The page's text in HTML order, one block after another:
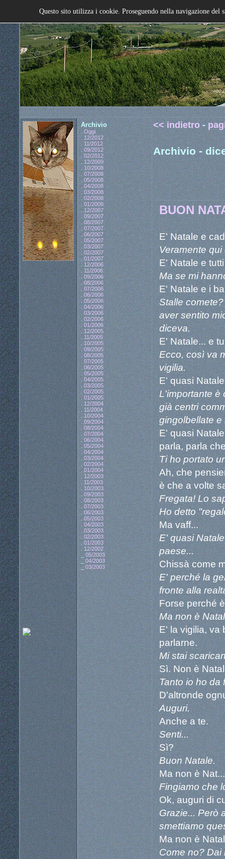
Archivio
.Oggi
.12/2012
.11/2012
.09/2012
.02/2012
.12/2009
.10/2008
.07/2008
.05/2008
.04/2008
.03/2008
.02/2008
.01/2008
.12/2007
.09/2007
.08/2007
.07/2007
.06/2007
.05/2007
.03/2007
.02/2007
.01/2007
.12/2006
.11/2006
.09/2006
.08/2006
.07/2006
.06/2006
.05/2006
.04/2006
.03/2006
.02/2006
.01/2006
.12/2005
.11/2005
.10/2005
.09/2005
.08/2005
.07/2005
.06/2005
.05/2005
.04/2005
.03/2005
.02/2005
.01/2005
.12/2004
.11/2004
.10/2004
.09/2004
.08/2004
.07/2004
.06/2004
.05/2004
.04/2004
.03/2004
.02/2004
.01/2004
.12/2003
.11/2003
.10/2003
.09/2003
.08/2003
.07/2003
.06/2003
.05/2003
.04/2003
.03/2003
.02/2003
.01/2003
.12/2002
_05/2003
_04/2003
_03/2003
<< indietro-
Archivio -
BUON
E' Natale e
Veramente
E' Natale e
Ma se mi
E' Natale e i
Stalle
aver sentito
diceva.
E' Natale... e
Ecco, così va
vigilia.
E' quasi
L'importante è
già centri
gingolbellate e
E' quasi
parla, parla
Ti ho portato
Ah, che
è che a volte
Fregata! Lo
Ho detto
Ma vaff...
E' quasi
paese...
Chissà come
E' perché la
fronte alla
Forse perché
Ma non è
E' la vigilia, va
parlarne.
Mi stai
Sì. Non è
Tanto io ho da
D'altronde
Auguri.
Anche a te.
Senti...
Sì?
Buon Natale.
Ma non è Nat...
Fingiamo che
Ok, auguri di
Grazie... Però
smettiamo
Ma non è
Come no? Dai
Questo sito utilizza i cookie. Proseguendo nella navigazione del